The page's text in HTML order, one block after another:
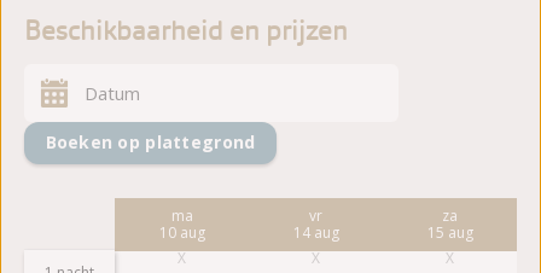
Beschikbaarheid en prijzen
Boeken op plattegrond
ma
10 aug
vr
14 aug
za
15 aug